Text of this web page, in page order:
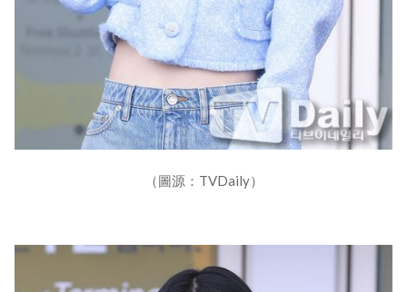
（圖源：TVDaily）